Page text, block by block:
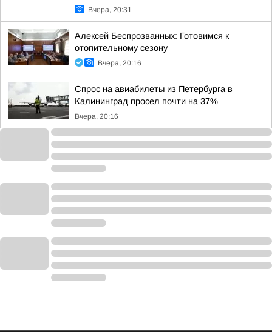
Вчера, 20:31
Алексей Беспрозванных: Готовимся к
отопительному сезону
Вчера, 20:16
Спрос на авиабилеты из Петербурга в
Калининград просел почти на 37%
Вчера, 20:16